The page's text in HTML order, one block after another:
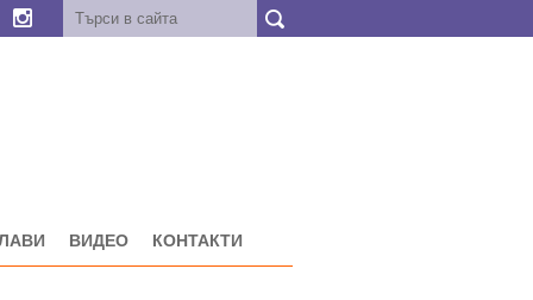
ВИДЕО КОНТАКТИ